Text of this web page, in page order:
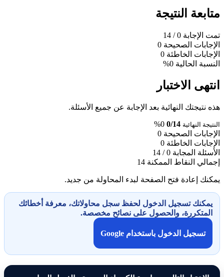
متابعة النتيجة
تمت الإجابة 0
/ 14
الإجابات الصحيحة 0
الإجابات الخاطئة 0
النسبة الحالية 0%
انتهى الاختبار
هذه نتيجتك النهائية بعد الإجابة عن جميع الأسئلة.
النتيجة النهائية 0/14
0%
الإجابات الصحيحة 0
الإجابات الخاطئة 0
الأسئلة المجابة 0 / 14
إجمالي النقاط الممكنة 14
يمكنك إعادة فتح الصفحة لبدء المحاولة من جديد.
يمكنك تسجيل الدخول لحفظ سجل محاولاتك، معرفة أخطائك
المتكررة، والحصول على نصائح مخصصة.
تسجيل الدخول باستخدام Google